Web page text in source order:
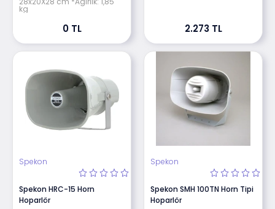
kg
0 TL 2.273 TL
Spekon
Spekon HRC-15 Horn
Hoparlör
Spekon
Spekon SMH 100TN Horn Tipi
Hoparlör